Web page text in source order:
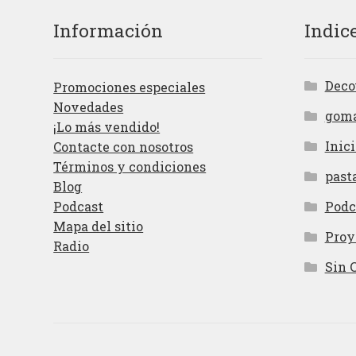
Información
Promociones especiales
Novedades
¡Lo más vendido!
Contacte con nosotros
Términos y condiciones
Blog
Podcast
Mapa del sitio
Radio
Sin